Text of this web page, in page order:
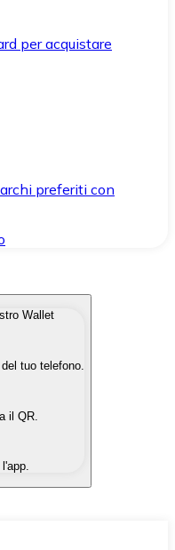
per acquistare
preferiti con
interessano in modo
valuta fiat quando ne
un'altra
self-custodial.
Wallet
tuo telefono.
il QR.